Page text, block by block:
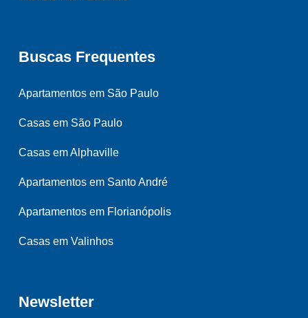
Buscas Frequentes
Apartamentos em São Paulo
Casas em São Paulo
Casas em Alphaville
Apartamentos em Santo André
Apartamentos em Florianópolis
Casas em Valinhos
Newsletter